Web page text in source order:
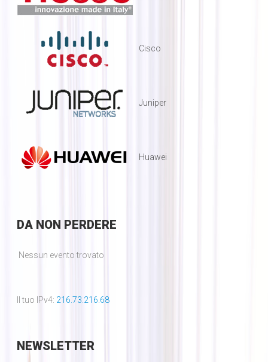
Cisco
Juniper
Huawei
DANON PERDERE
Nessun evento trovato
Il tuo IPv4: 216.73.216.68
NEWSLETTER